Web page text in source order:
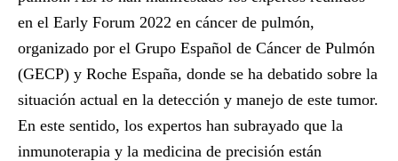
en el Early Forum 2022 en cáncer de pulmón,
organizado por el Grupo Español de Cáncer de Pulmón
(GECP) y Roche España, donde se ha debatido sobre la
situación actual en la detección y manejo de este tumor.
En este sentido, los expertos han subrayado que la
inmunoterapia y la medicina de precisión están